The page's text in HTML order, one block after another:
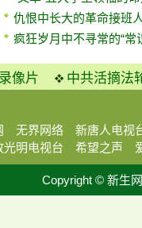
仇恨中长大的革命接班
疯狂岁月中不寻常的“常
像片 中共活摘法
无界网络
新唐人电视
光明电视台 希望之声
Copyright © 新生